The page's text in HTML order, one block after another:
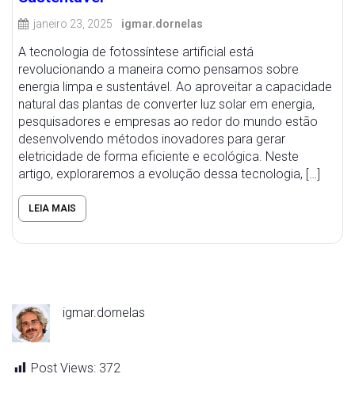
janeiro 23, 2025 igmar.dornelas
A tecnologia de fotossíntese artificial está
revolucionando a maneira como pensamos sobre
energia limpa e sustentável. Ao aproveitar a capacidade
natural das plantas de converter luz solar em energia,
pesquisadores e empresas ao redor do mundo estão
desenvolvendo métodos inovadores para gerar
eletricidade de forma eficiente e ecológica. Neste
artigo, exploraremos a evolução dessa tecnologia, […]
LEIA MAIS
igmar.dornelas
Post Views: 372